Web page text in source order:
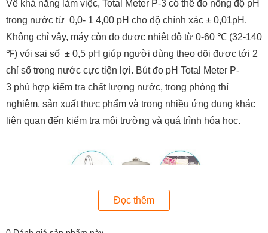
Về khả năng làm việc, Total Meter P-3 có thể đo nồng độ pH
trong nước từ 0,0- 1 4,00 pH cho độ chính xác ± 0,01pH.
Không chỉ vậy, máy còn đo được nhiệt độ từ 0-60 ℃ (32-140
℉) vói sai số ± 0,5 pH giúp người dùng theo dõi được tới 2
chỉ số trong nước cực tiện lợi. Bút đo pH Total Meter P-
3 phù hợp kiểm tra chất lượng nước, trong phòng thí
nghiệm, sản xuất thực phẩm và trong nhiều ứng dụng khác
liên quan đến kiểm tra môi trường và quá trình hóa học.
Đọc thêm